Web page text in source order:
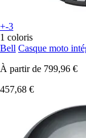
+-3
1 coloris
Bell Casque moto
À partir de 799,96 €
457,68 €